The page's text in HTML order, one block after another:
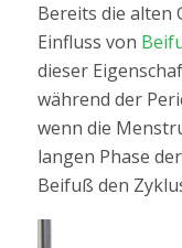
Bereits die alten
Einfluss von
dieser
während der
wenn die
langen Phase
Beifuß den